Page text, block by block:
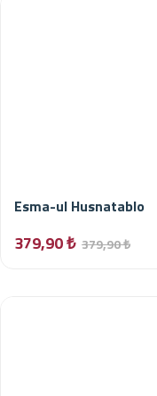
Esma-ul Husnatablo
379,90 ₺ 379,90 ₺